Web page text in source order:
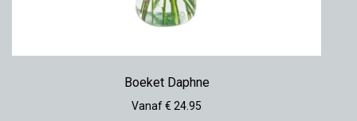
Boeket Daphne
Vanaf € 24.95